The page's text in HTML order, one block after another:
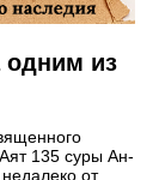
одним из
135 суры Ан-
от